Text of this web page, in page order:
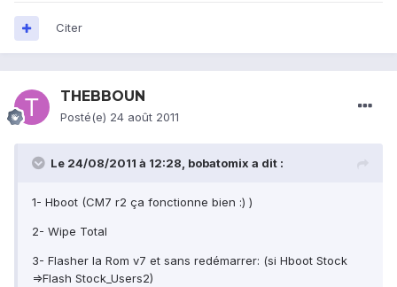
Citer
THEBBOUN
Posté(e) 24 août 2011
Le 24/08/2011 à 12:28, bobatomix a dit :
1- Hboot (CM7 r2 ça fonctionne bien :) )
2- Wipe Total
3- Flasher la Rom v7 et sans redémarrer: (si Hboot Stock
=>Flash Stock_Users2)